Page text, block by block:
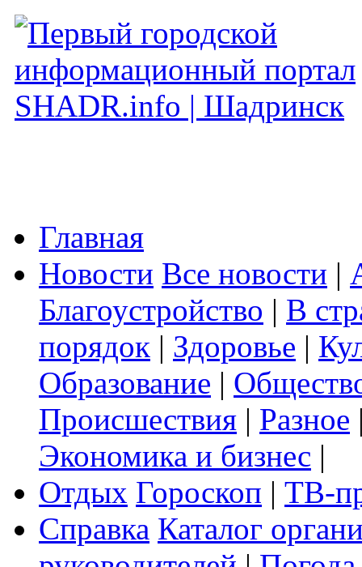
Главная
Новости Все новости |
Благоустройство | В
порядок | Здоровье |
Образование |
Происшествия | Разное
Экономика и бизнес |
Отдых Гороскоп | ТВ-
Справка Каталог